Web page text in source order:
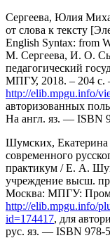
Сергеева, Юлия
от слова к тексту
English Syntax: from
М. Сергеева, И. О.
педагогический
МПГУ, 2018. – 204 с.
http://elib.mpgu.info/
авторизованных
На англ. яз. — ISBN
Шумских, Екатерина
современного
практикум / Е. А.
учреждение высш.
Москва: МПГУ:
http://elib.mpgu.info/
id=174417, для
рус. яз. — ISBN 978-